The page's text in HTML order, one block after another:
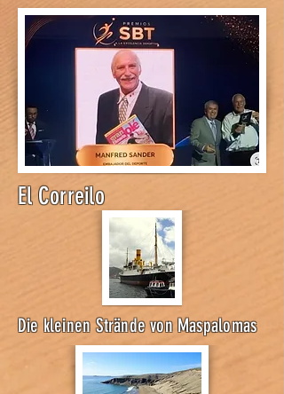
El Correilo
Die kleinen Strände von Maspalomas